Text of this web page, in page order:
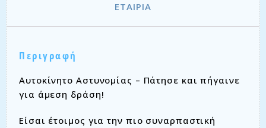
ΕΤΑΙΡΊΑ
Περιγραφή
Αυτοκίνητο Αστυνομίας – Πάτησε και πήγαινε
για άμεση δράση!
Είσαι έτοιμος για την πιο συναρπαστική